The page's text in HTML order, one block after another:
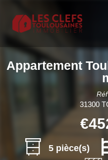
Appartement
31300
5 pièce(s)